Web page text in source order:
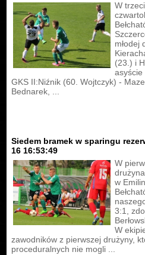
W
młodej
(23.) i
asyście
GKS II:Niźnik (60. Wojtczyk) -
Bednarek, ...
Siedem bramek w sparingu
16 16:53:49
W
w
3:1,
W
zawodników z pierwszej drużyny,
proceduralnych nie mogli ...